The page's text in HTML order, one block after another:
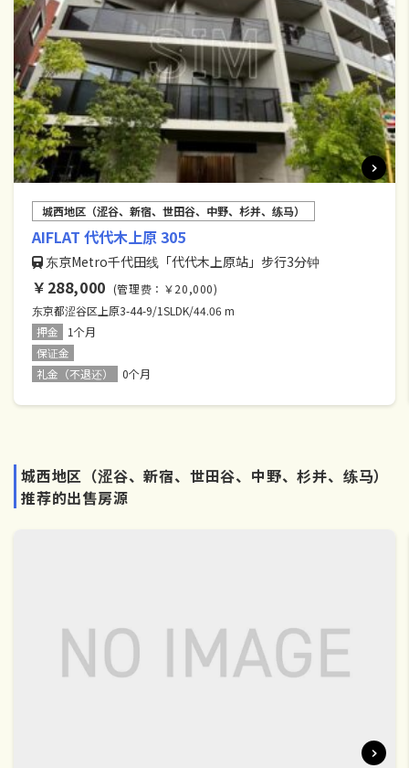
城西地区（涩谷、新宿、世田谷、中野、杉并、练马）
AIFLAT 代代木上原 305
东京Metro千代田线「代代木上原站」步行3分钟
￥288,000 (管理费：￥20,000)
东京都涩谷区上原3-44-9/1SLDK/44.06 m
押金
1个月
保证金
礼金（不退还）
0个月
城西地区（涩谷、新宿、世田谷、中野、杉并、练马）
推荐的出售房源